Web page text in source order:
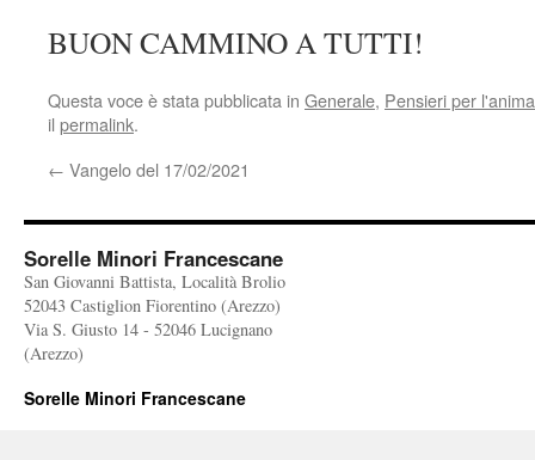
BUON CAMMINO A TUTTI!
Questa voce è stata pubblicata in Generale, Pensieri per l'anima
il permalink.
← Vangelo del 17/02/2021
Sorelle Minori Francescane
San Giovanni Battista, Località Brolio
52043 Castiglion Fiorentino (Arezzo)
Via S. Giusto 14 - 52046 Lucignano
(Arezzo)
Sorelle Minori Francescane